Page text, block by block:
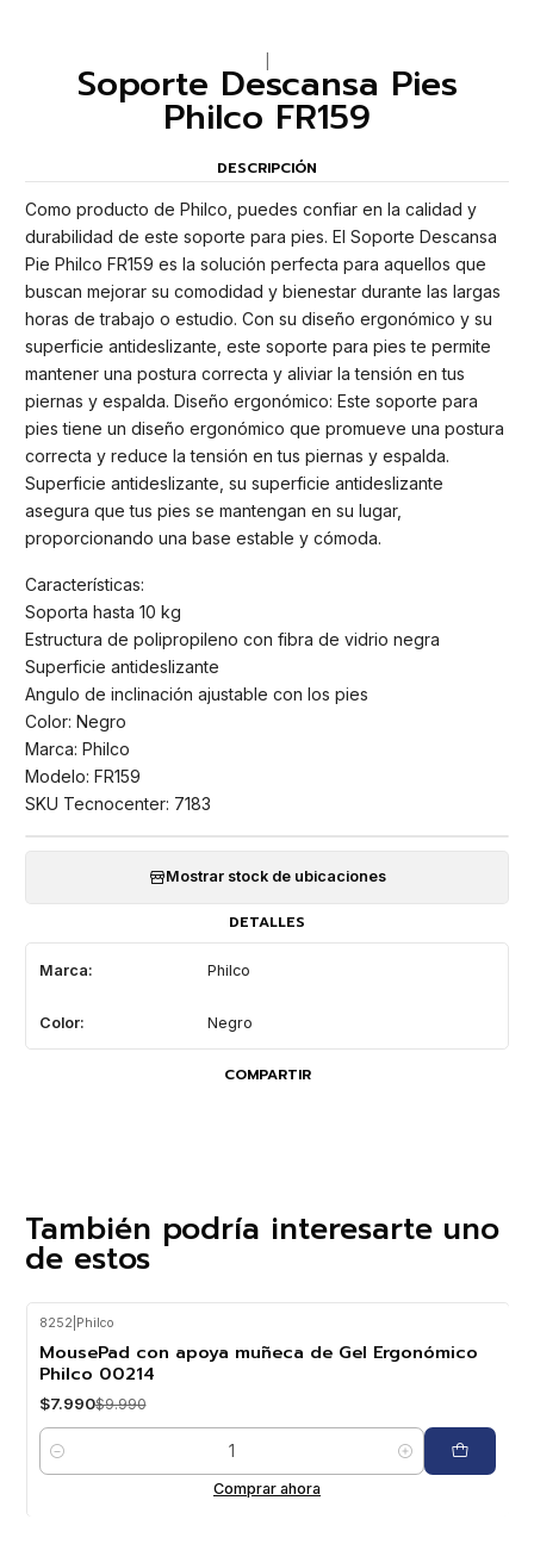
Soporte Descansa Pies
Philco FR159
DESCRIPCIÓN
Como producto de Philco, puedes confiar en la calidad y
durabilidad de este soporte para pies. El Soporte Descansa
Pie Philco FR159 es la solución perfecta para aquellos que
buscan mejorar su comodidad y bienestar durante las largas
horas de trabajo o estudio. Con su diseño ergonómico y su
superficie antideslizante, este soporte para pies te permite
mantener una postura correcta y aliviar la tensión en tus
piernas y espalda. Diseño ergonómico: Este soporte para
pies tiene un diseño ergonómico que promueve una postura
correcta y reduce la tensión en tus piernas y espalda.
Superficie antideslizante, su superficie antideslizante
asegura que tus pies se mantengan en su lugar,
proporcionando una base estable y cómoda.
Características:
Soporta hasta 10 kg
Estructura de polipropileno con fibra de vidrio negra
Superficie antideslizante
Angulo de inclinación ajustable con los pies
Color: Negro
Marca: Philco
Modelo: FR159
SKU Tecnocenter: 7183
Mostrar stock de ubicaciones
DETALLES
Marca: Philco
Color: Negro
COMPARTIR
También podría interesarte uno
de estos
8252 Philco
MousePad con apoya muñeca de Gel Ergonómico
Philco 00214
$7.990$9.990
Cantidad
Comprar ahora